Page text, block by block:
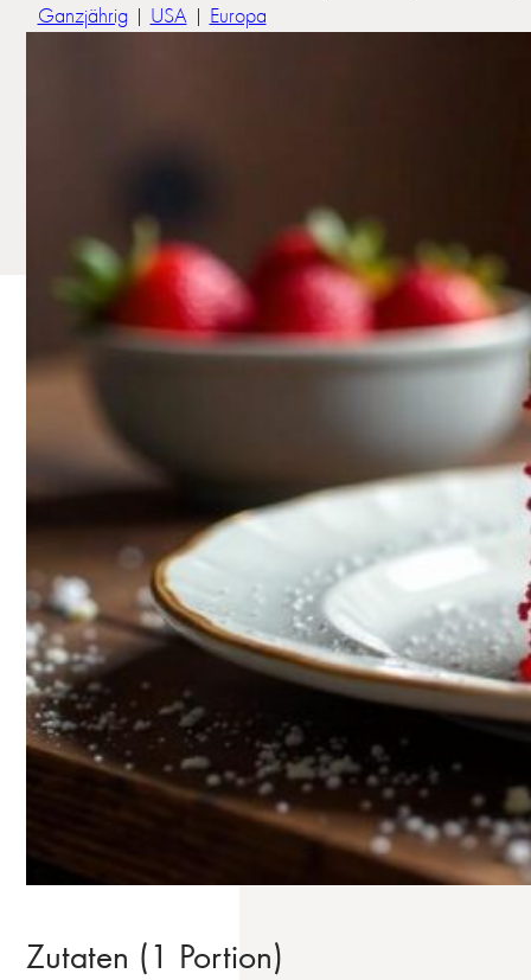
Ganzjährig | USA | Europa
Zutaten (1 Portion)